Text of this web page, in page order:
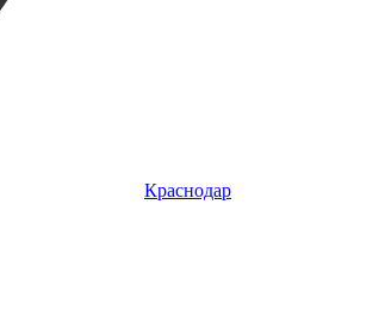
Краснодар